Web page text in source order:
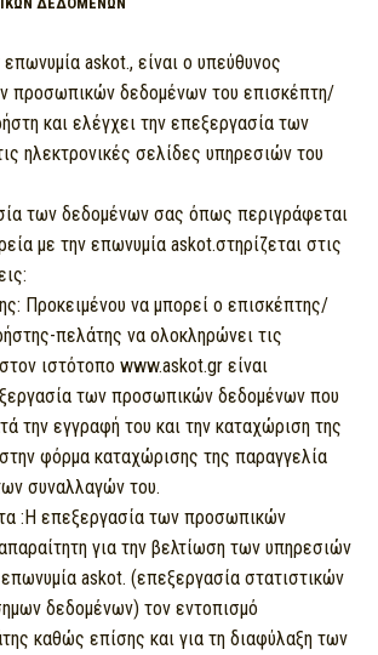
επωνυμία askot., είναι ο υπεύθυνος
προσωπικών δεδομένων του επισκέπτη/
και ελέγχει την επεξεργασία των
ηλεκτρονικές σελίδες υπηρεσιών του
των δεδομένων σας όπως περιγράφεται
με την επωνυμία askot.στηρίζεται στις
Προκειμένου να μπορεί ο επισκέπτης/
πελάτης να ολοκληρώνει τις
ιστότοπο www.askot.gr είναι
των προσωπικών δεδομένων που
την εγγραφή του και την καταχώριση της
φόρμα καταχώρισης της παραγγελία
συναλλαγών του.
:Η επεξεργασία των προσωπικών
για την βελτίωση των υπηρεσιών
askot. (επεξεργασία στατιστικών
δεδομένων) τον εντοπισμό
καθώς επίσης και για τη διαφύλαξη των